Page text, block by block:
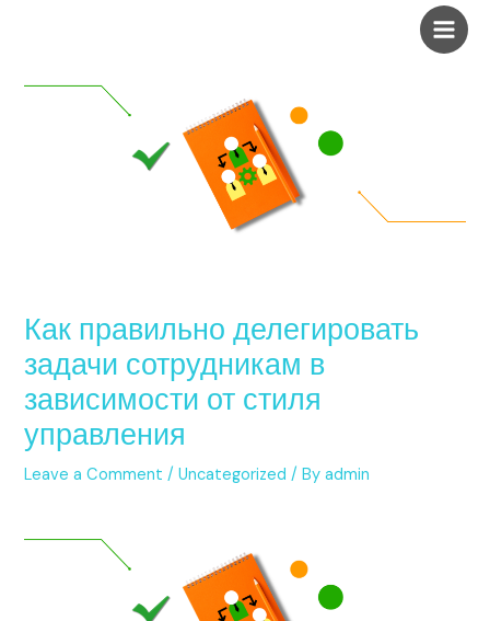
Main
Как правильно делегировать
задачи сотрудникам в
зависимости от стиля
управления
Leave a Comment /Uncategorized / Byadmin